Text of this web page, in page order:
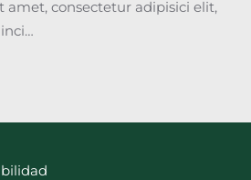
amet, consectetur adipisici elit,